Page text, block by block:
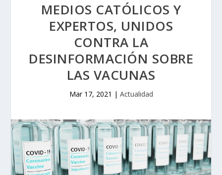
MEDIOS CATÓLICOS Y
EXPERTOS, UNIDOS
CONTRA LA
DESINFORMACIÓN SOBRE
LAS VACUNAS
Mar 17, 2021 | Actualidad